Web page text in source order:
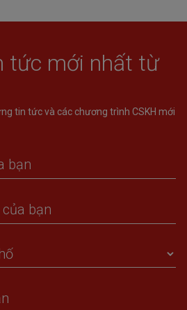
tức mới nhất từ
tin tức và các chương trình CSKH mới